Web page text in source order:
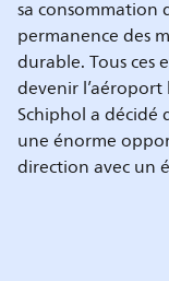
sa consommation
permanence des
durable. Tous ces
devenir
Schiphol a décidé
une énorme
direction avec un